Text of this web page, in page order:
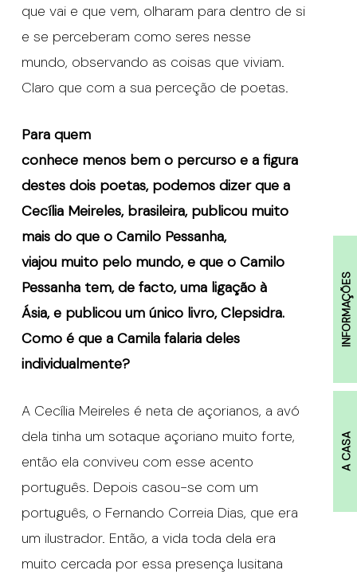
INFORMAÇÕES
A CASA
que vai e que vem, olharam para dentro de si
e se perceberam como seres nesse
mundo, observando as coisas que viviam.
Claro que com a sua perceção de poetas.
Para quem
conhece menos bem o percurso e a figura
destes dois poetas, podemos dizer que a
Cecília Meireles, brasileira, publicou muito
mais do que o Camilo Pessanha,
viajou muito pelo mundo, e que o Camilo
Pessanha tem, de facto, uma ligação à
Ásia, e publicou um único livro, Clepsidra.
Como é que a Camila falaria deles
individualmente?
A Cecília Meireles é neta de açorianos, a avó
dela tinha um sotaque açoriano muito forte,
então ela conviveu com esse acento
português. Depois casou-se com um
português, o Fernando Correia Dias, que era
um ilustrador. Então, a vida toda dela era
muito cercada por essa presença lusitana